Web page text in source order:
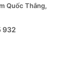
Quốc Thắng,
932